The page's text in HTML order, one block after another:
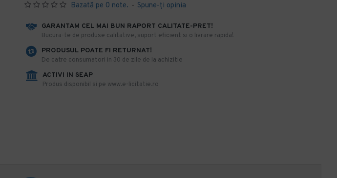
Bazată pe 0 note. - Spune-ţi opinia
GARANTAM CEL MAI BUN RAPORT CALITATE-PRET!
​Bucura-te de produse calitative, suport eficient si o livrare rapida!
PRODUSUL POATE FI RETURNAT!
De catre consumatori in 30 de zile de la achizitie
ACTIVI IN SEAP
Produs disponibil si pe www.e-licitatie.ro